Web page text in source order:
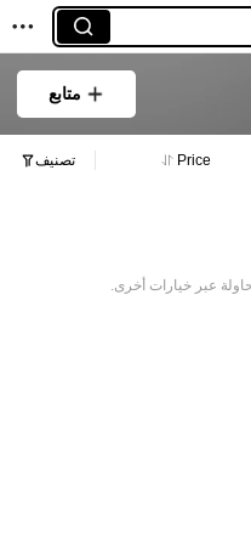
متابع
Price تصنيف
عبر خيارات أخرى.